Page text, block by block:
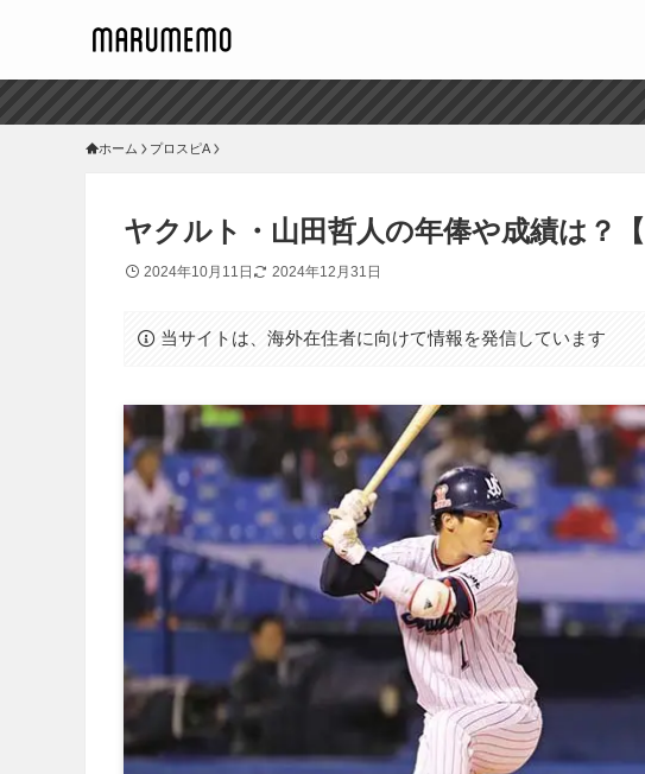
ホーム プロスピA
ヤクルト・山田哲人の年俸や成績は？
2024年10月11日 2024年12月31日
当サイトは、海外在住者に向けて情報を発信しています